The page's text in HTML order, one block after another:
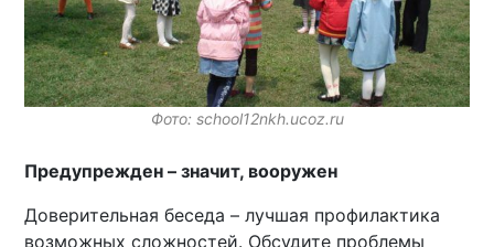
Фото: school12nkh.ucoz.ru
Предупрежден – значит, вооружен
Доверительная беседа – лучшая профилактика
возможных сложностей. Обсудите проблемы